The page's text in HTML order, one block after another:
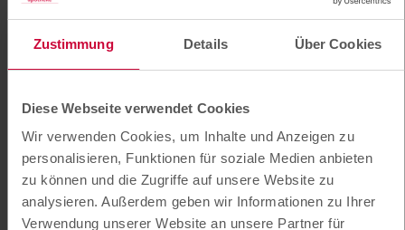
Zustimmung Details Über Cookies
Diese Webseite verwendet Cookies
Wir verwenden Cookies, um Inhalte und Anzeigen zu
personalisieren, Funktionen für soziale Medien anbieten
zu können und die Zugriffe auf unsere Website zu
analysieren. Außerdem geben wir Informationen zu Ihrer
Verwendung unserer Website an unsere Partner für
mit DHL bzw. die Lieferankündigung nicht möglich.
Verantwortlichen oder gegenüber dem
Transportdienstleister DHL widerrufen werden.
Radlaster GmbH
Erfolgt die Zustellung der Ware durch den
Transportdienstleister Radlaster (Radlaster GmbH,